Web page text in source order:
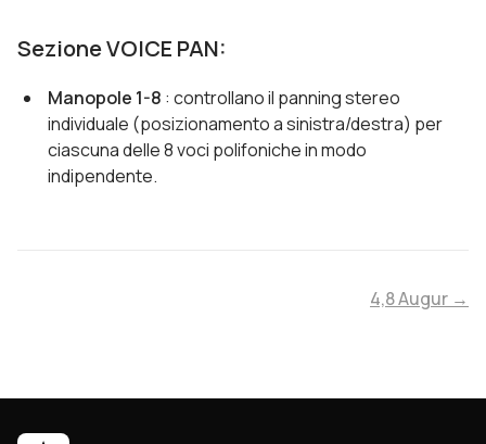
Sezione VOICE PAN:
Manopole 1-8 : controllano il panning stereo
individuale (posizionamento a sinistra/destra) per
ciascuna delle 8 voci polifoniche in modo
indipendente.
4,8 Augur →